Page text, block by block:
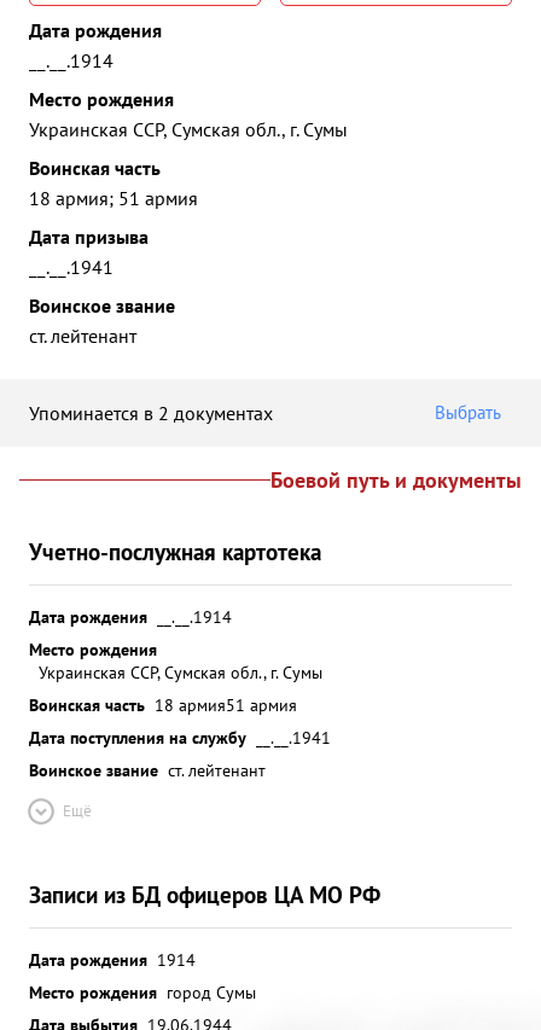
Дата рождения
__.__.1914
Место рождения
Украинская ССР, Сумская обл., г. Сумы
Воинская часть
18 армия; 51 армия
Дата призыва
__.__.1941
Воинское звание
ст. лейтенант
Упоминается в 2 документах Выбрать
Боевой путь и документы
Учетно-послужная картотека
Дата рождения
__.__.1914
Место рождения
Украинская ССР, Сумская обл., г. Сумы
Воинская часть 18 армия51 армия
Дата поступления на службу
__.__.1941
Воинское звание ст. лейтенант
Ещё
Записи из БД офицеров ЦА МО РФ
Дата рождения 1914
Место рождения город Сумы
Дата выбытия 19.06.1944